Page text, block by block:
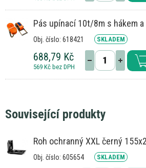
Pás upínací 10t/8m s hákem a
Obj. číslo: 618421 SKLADEM
688,79 Kč
569 Kč bez DPH
Související produkty
Roh ochranný XXL černý
Obj. číslo: 605654 SKLADEM